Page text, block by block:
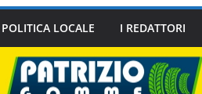
POLITICA LOCALE I REDATTORI